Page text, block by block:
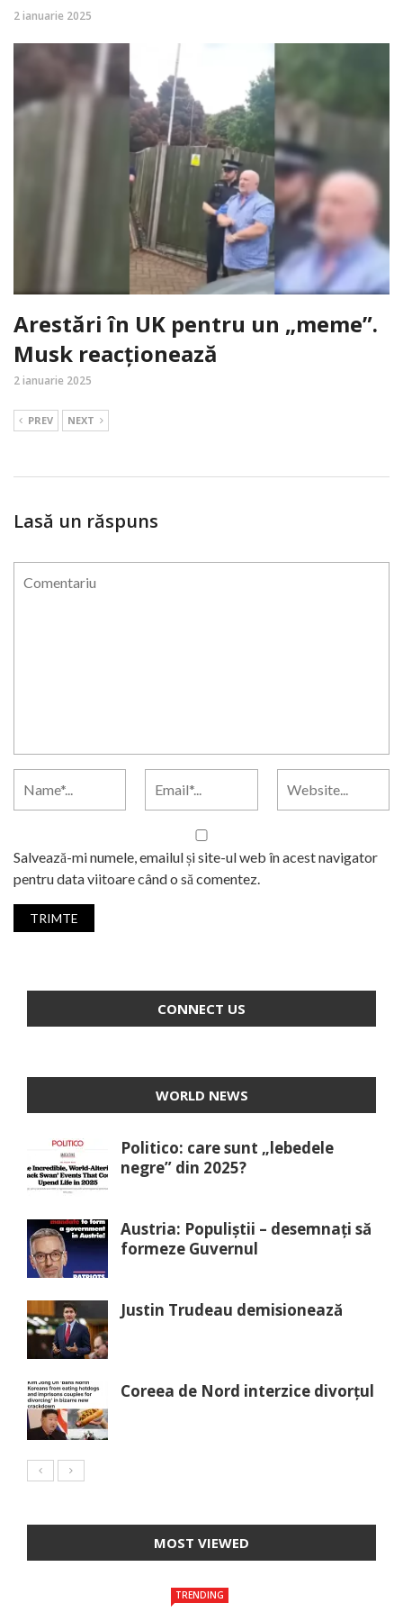
2 ianuarie 2025
Arestări în UK pentru un „meme”.
Musk reacționează
2 ianuarie 2025
PREV NEXT
Lasă un răspuns
Salvează-mi numele, emailul și site-ul web în acest navigator
pentru data viitoare când o să comentez.
CONNECT US
WORLD NEWS
Politico: care sunt „lebedele
negre” din 2025?
Austria: Populiștii – desemnați să
formeze Guvernul
Justin Trudeau demisionează
Coreea de Nord interzice divorțul
MOST VIEWED
TRENDING